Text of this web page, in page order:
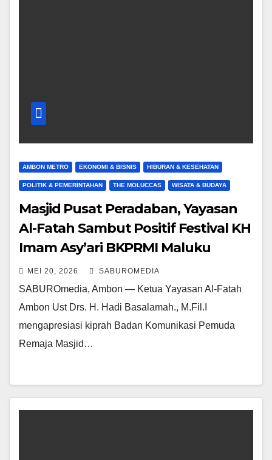
AMBON METRO EKONOMI & BISNIS HIBURAN & KESEHATAN
POLITIK & PEMERINTAHAN THE MOLUCCAS WISATA & BUDAYA
Masjid Pusat Peradaban, Yayasan
Al-Fatah Sambut Positif Festival KH
Imam Asy’ari BKPRMI Maluku
MEI 20, 2026 SABUROMEDIA
SABUROmedia, Ambon — Ketua Yayasan Al-Fatah
Ambon Ust Drs. H. Hadi Basalamah., M.Fil.I
mengapresiasi kiprah Badan Komunikasi Pemuda
Remaja Masjid…